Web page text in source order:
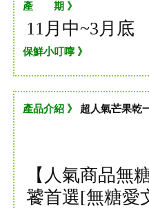
產 期 》
11月中~3月底
保鮮小叮嚀 》
產品介紹 》 超人氣芒果乾
【人氣商品無
饕首選[無糖愛